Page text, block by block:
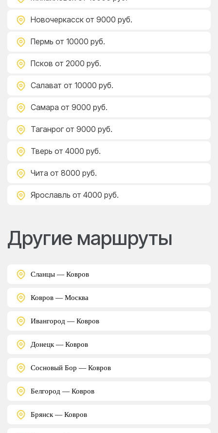
Новочеркасск от 9000 руб.
Пермь от 10000 руб.
Псков от 2000 руб.
Салават от 10000 руб.
Самара от 9000 руб.
Таганрог от 9000 руб.
Тверь от 4000 руб.
Чита от 8000 руб.
Ярославль от 4000 руб.
Другие маршруты
Сланцы — Ковров
Ковров — Москва
Ивангород — Ковров
Донецк — Ковров
Сосновый Бор — Ковров
Белгород — Ковров
Брянск — Ковров